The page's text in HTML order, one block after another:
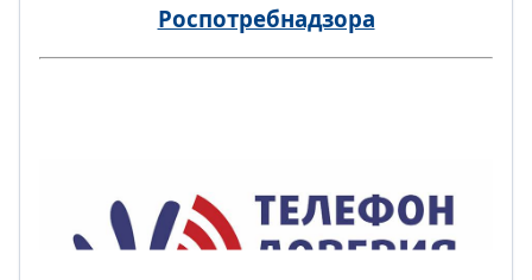
Роспотребнадзора